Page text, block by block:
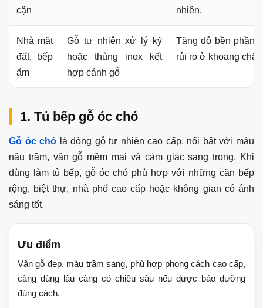
cận
nhiên.
Nhà mặt
đất, bếp
ẩm
Gỗ tự nhiên xử lý kỹ
hoặc thùng inox kết
hợp cánh gỗ
Tăng độ bền phần
rủi ro ở khoang
1. Tủ bếp gỗ óc chó
Gỗ óc chó là dòng gỗ tự nhiên cao cấp, nổi bật với màu
nâu trầm, vân gỗ mềm mại và cảm giác sang trọng. Khi
dùng làm tủ bếp, gỗ óc chó phù hợp với những căn bếp
rộng, biệt thự, nhà phố cao cấp hoặc không gian có ánh
sáng tốt.
Ưu điểm
Vân gỗ đẹp, màu trầm sang, phù hợp phong cách cao cấp,
càng dùng lâu càng có chiều sâu nếu được bảo dưỡng
đúng cách.